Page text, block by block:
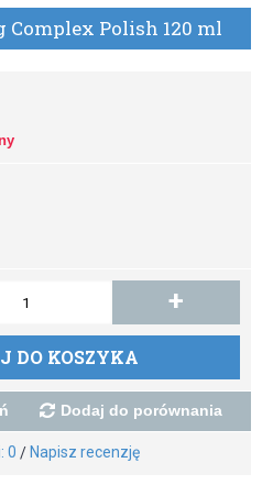
Complex Polish 120 ml
+
DO KOSZYKA
Dodaj do porównania
0 / Napisz recenzję